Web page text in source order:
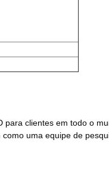
para clientes em todo o
uma equipe de